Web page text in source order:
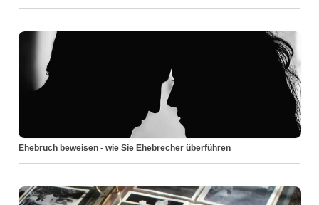
Ehebruch beweisen - wie Sie Ehebrecher überführen